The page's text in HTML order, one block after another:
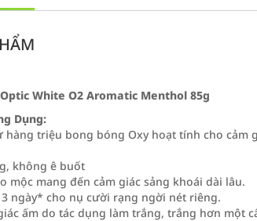
White O2 Aromatic Menthol 85g
Dụng:
hàng triệu bong bóng Oxy hoạt tính cho cảm
không ê buốt
mộc mang đến cảm giác sảng khoái dài lâu.
ngày* cho nụ cười rạng ngời nét riêng.
ấm do tác dụng làm trắng, trắng hơn một